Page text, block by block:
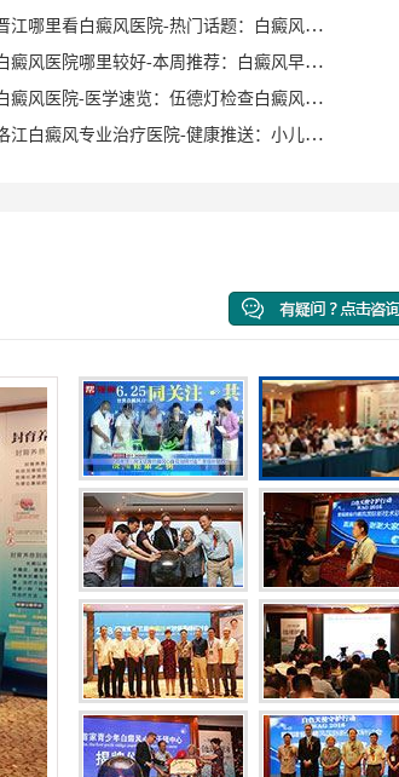
泉州晋江哪里看白癜风医院-热门话题：白癜风症状有哪些？
泉州白癜风医院哪里较好-本周推荐：白癜风早期症状如何确诊？
泉州白癜风医院-医学速览：伍德灯检查白癜风症状？
泉州洛江白癜风专业治疗医院-健康推送：小儿脸上有白斑是什么原因？